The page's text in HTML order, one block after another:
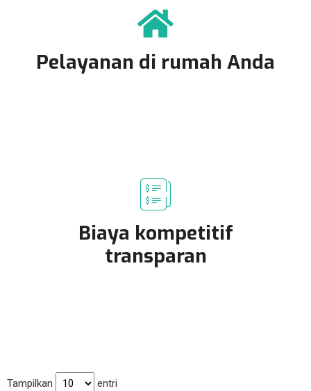
Pelayanan di rumah Anda
Biaya kompetitif
transparan
Tampilkan entri